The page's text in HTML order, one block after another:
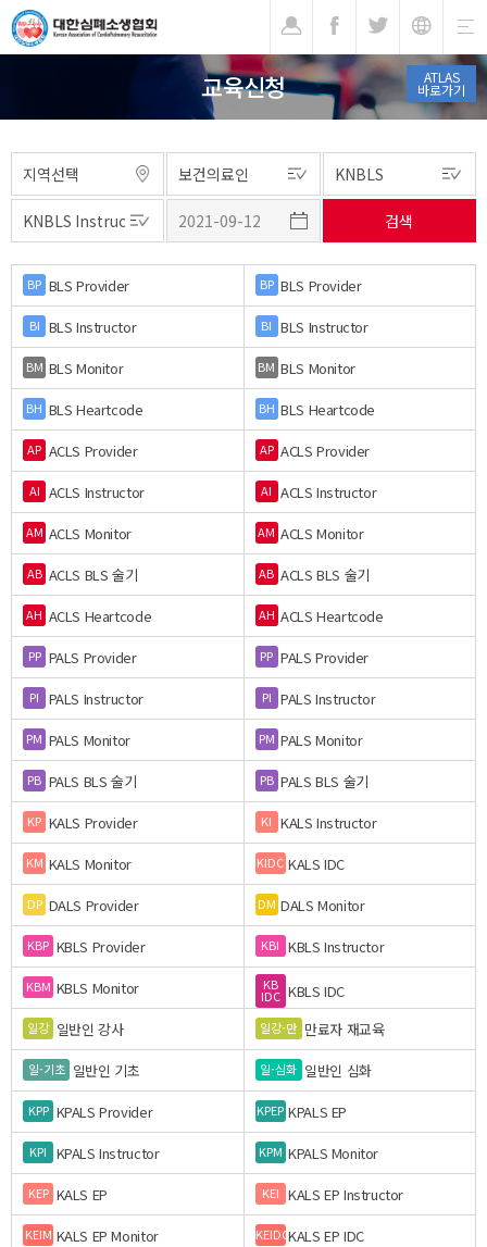
ATLAS
바로가기
교육신청
BP BLS Provider BP BLS Provider
BI BLS Instructor BI BLS Instructor
BM BLS Monitor BM BLS Monitor
BH BLS Heartcode BH BLS Heartcode
AP ACLS Provider AP ACLS Provider
AI ACLS Instructor AI ACLS Instructor
AM ACLS Monitor AM ACLS Monitor
AB ACLS BLS 술기 AB ACLS BLS 술기
AH ACLS Heartcode AH ACLS Heartcode
PP PALS Provider PP PALS Provider
PI PALS Instructor PI PALS Instructor
PM PALS Monitor PM PALS Monitor
PB PALS BLS 술기 PB PALS BLS 술기
KP KALS Provider KI KALS Instructor
KM KALS Monitor KIDC KALS IDC
DP DALS Provider DM DALS Monitor
KBP KBLS Provider KBI KBLS Instructor
KBM KBLS Monitor KB
IDC KBLS IDC
일강 일반인 강사 일강-만 만료자 재교육
일-기초 일반인 기초 일-심화 일반인 심화
KPP KPALS Provider KPEP KPALS EP
KPI KPALS Instructor KPM KPALS Monitor
KEP KALS EP KEI KALS EP Instructor
KEIM KALS EP Monitor KEIDCKALS EP IDC